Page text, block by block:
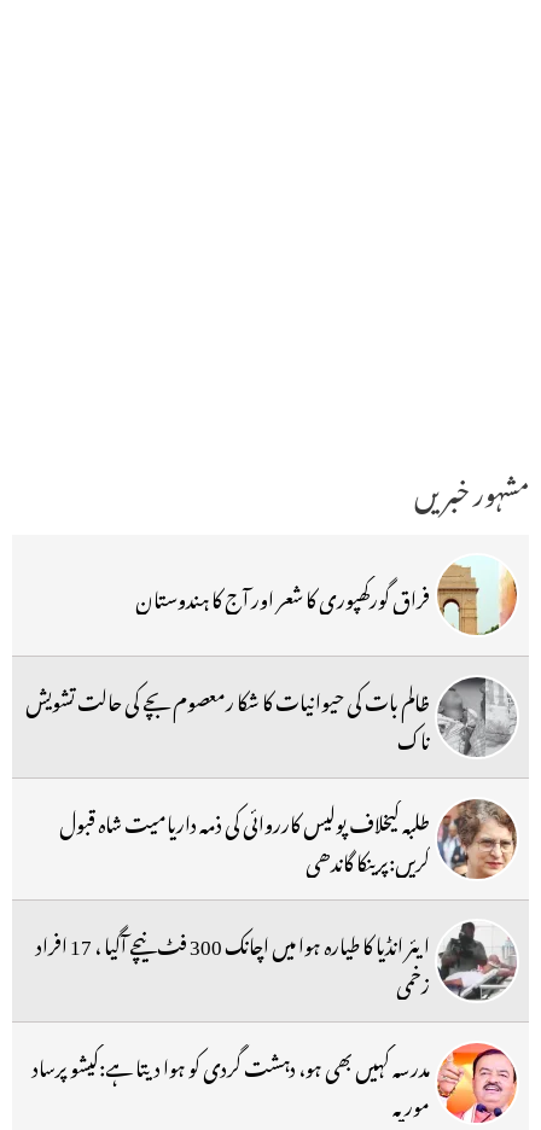
مشہور خبریں
فراق گورکھپوری کا شعر اور آج کا ہندوستان
ظالم بات کی حیوانیات کا شکا رمعصوم بچے کی حالت تشویش
ناک
طلبہ کیخلاف پولیس کارروائی کی ذمہ داریامیت شاہ قبول
کریں:پرینکا گاندھی
ایئر انڈیا کا طیارہ ہوا میں اچانک 300 فٹ نیچے آگیا ، 17 افراد
زخمی
مدرسہ کہیں بھی ہو، دہشت گردی کو ہوا دیتا ہے:کیشو پرساد
موریہ